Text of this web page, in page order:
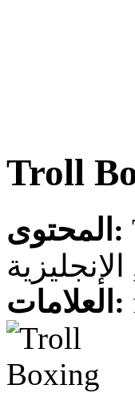
Troll
المحتوى:
الإنجليزية
العلامات: